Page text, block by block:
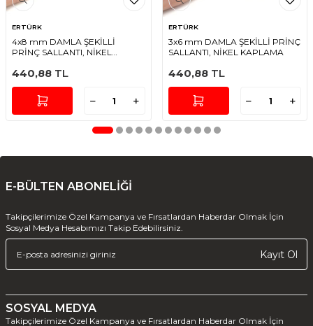
ERTÜRK
4x8 mm DAMLA ŞEKİLLİ
PRİNÇ SALLANTI, NİKEL
440,88 TL
ERTÜRK
3x6 mm DAMLA ŞEKİLLİ PRİNÇ
SALLANTI, NİKEL KAPLAMA
440,88TL
E-BÜLTEN ABONELİĞİ
Takipçilerimize Özel Kampanya ve Fırsatlardan Haberdar Olmak İçin
Sosyal Medya Hesabımızı Takip Edebilirsiniz.
Kayıt Ol
SOSYAL MEDYA
Takipçilerimize Özel Kampanya ve Fırsatlardan Haberdar Olmak İçin